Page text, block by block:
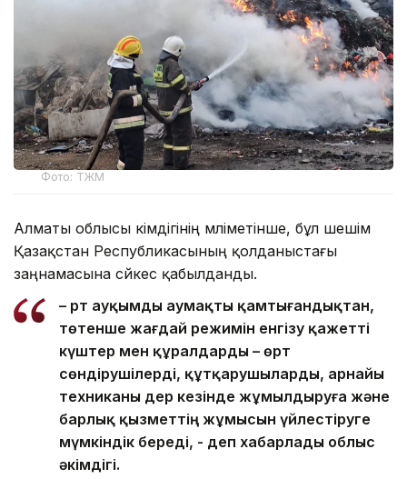
Фото: ТЖМ
Алматы облысы әкімдігінің мәліметінше, бұл шешім
Қазақстан Республикасының қолданыстағы
заңнамасына сәйкес қабылданды.
– Өрт ауқымды аумақты қамтығандықтан,
төтенше жағдай режимін енгізу қажетті
күштер мен құралдарды – өрт
сөндірушілерді, құтқарушыларды, арнайы
техниканы дер кезінде жұмылдыруға және
барлық қызметтің жұмысын үйлестіруге
мүмкіндік береді, - деп хабарлады облыс
әкімдігі.